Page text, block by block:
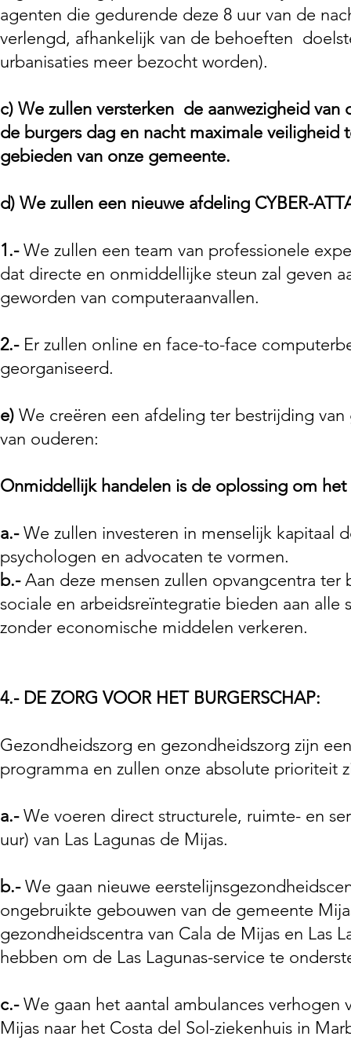
agenten die gedurende deze 8 uur van de
verlengd, afhankelijk van de behoeften
urbanisaties meer bezocht worden).
c) We zullen versterken de aanwezigheid
de burgers dag en nacht maximale
gebieden van onze gemeente.
d) We zullen een nieuwe afdeling CYBER-
1.-We zullen een team van professionele
dat directe en onmiddellijke steun zal geven
geworden van computeraanvallen.
2.-Er zullen online en face-to-face
georganiseerd.
e) We creëren een afdeling ter bestrijding
van ouderen:
Onmiddellijk handelen is de oplossing om
a.-We zullen investeren in menselijk kapitaal
psychologen en advocaten te vormen.
b.-Aan deze mensen zullen opvangcentra
sociale en arbeidsreïntegratie bieden aan
zonder economische middelen verkeren.
4.- DE ZORG VOOR HET BURGERSCHAP:
Gezondheidszorg en gezondheidszorg zijn
programma en zullen onze absolute prioriteit
a.-We voeren direct structurele, ruimte- en
uur) van Las Lagunas de Mijas.
b.-We gaan nieuwe
ongebruikte gebouwen van de gemeente
gezondheidscentra van Cala de Mijas en Las
hebben om de Las Lagunas-service te
c.-We gaan het aantal ambulances verhogen
Mijas naar het Costa del Sol-ziekenhuis in